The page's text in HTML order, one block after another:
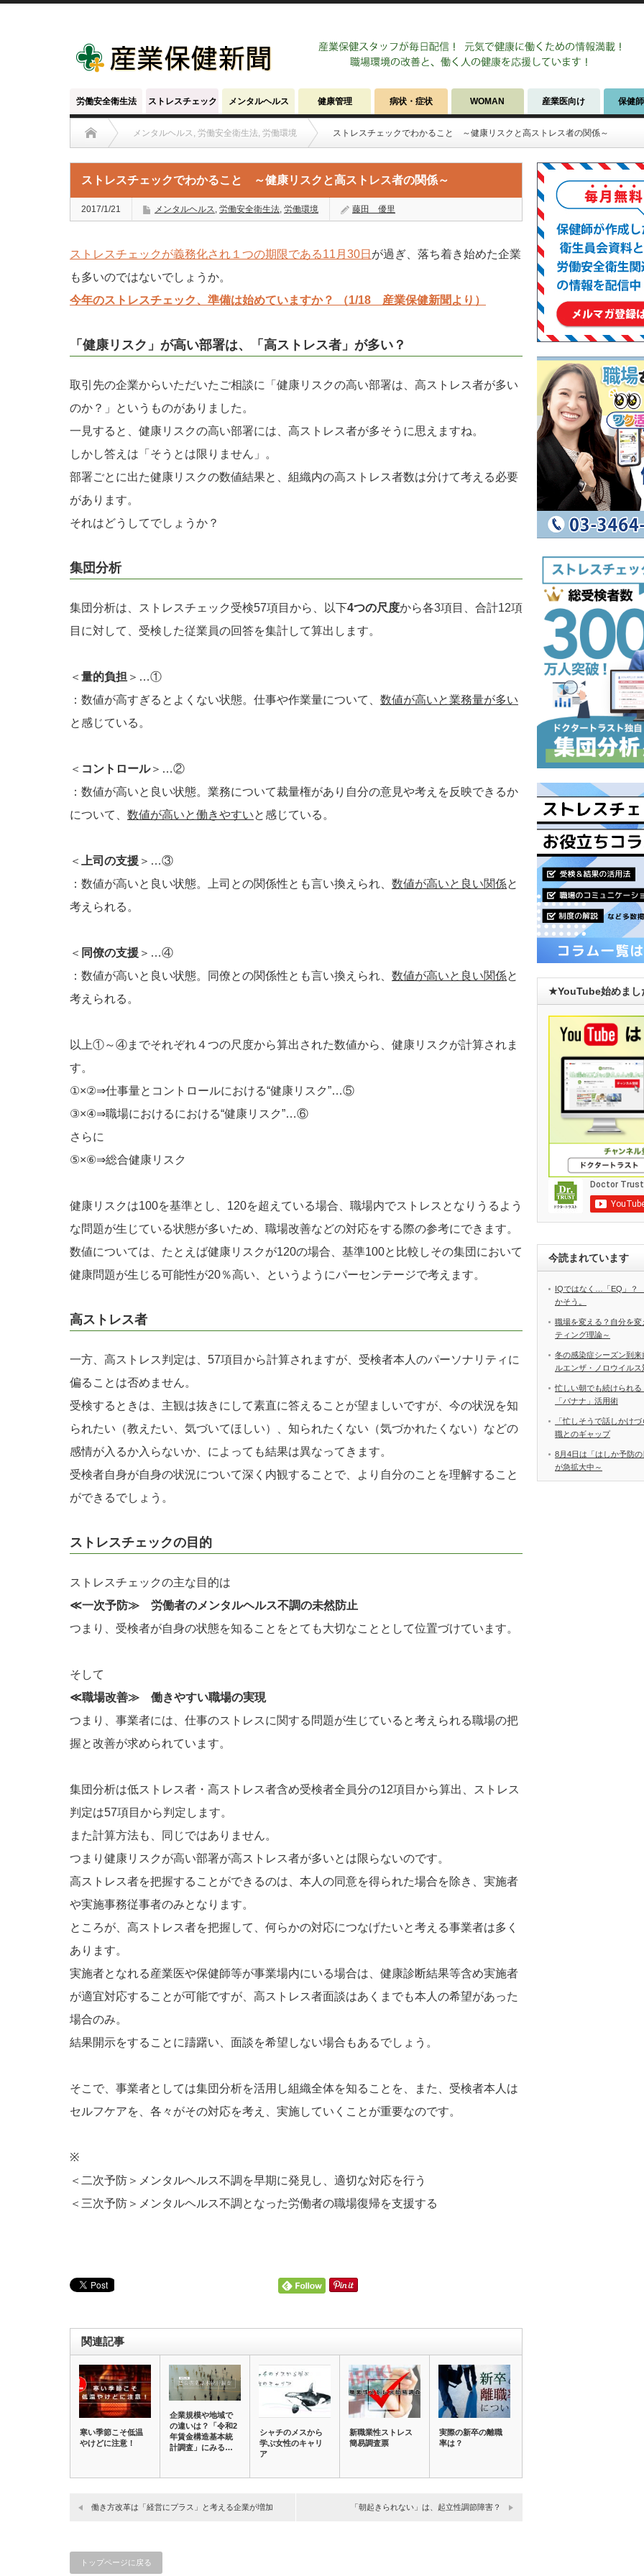
労働安全衛生法 ストレスチェック メンタルヘルス 健康管理 病状・症状 WOMAN 産業医向け 保健
メンタルヘルス, 労働安全衛生法, 労働環境 ストレスチェックでわかること ～健康リスクと高ストレス者の関係～
ストレスチェックでわかること ～健康リスクと高ストレス者の関係～
2017/1/21 メンタルヘルス, 労働安全衛生法, 労働環境 藤田 優里
ストレスチェックが義務化され１つの期限である11月30日 が過ぎ、落ち着き始めた企業
も多いのではないでしょうか。
今年のストレスチェック、準備は始めていますか？ （1/18 産業保健新聞より）
「健康リスク」が高い部署は、「高ストレス者」が多い？
取引先の企業からいただいたご相談に「健康リスクの高い部署は、高ストレス者が多い
のか？」というものがありました。
一見すると、健康リスクの高い部署には、高ストレス者が多そうに思えますね。
しかし答えは「そうとは限りません」。
部署ごとに出た健康リスクの数値結果と、組織内の高ストレス者数は分けて考える必要
があります。
それはどうしてでしょうか？
集団分析
集団分析は、ストレスチェック受検57項目から、以下4つの尺度から各3項目、合計12項
目に対して、受検した従業員の回答を集計して算出します。
＜ 量的負担 ＞…①
：数値が高すぎるとよくない状態。仕事や作業量について、 数値が高いと業務量が多い
と感じている。
＜ コントロール＞…②
：数値が高いと良い状態。業務について裁量権があり自分の意見や考えを反映できるか
について、 数値が高いと働きやすいと感じている。
＜ 上司の支援 ＞…③
：数値が高いと良い状態。上司との関係性とも言い換えられ、 数値が高いと良い関係と
考えられる。
＜ 同僚の支援 ＞…④
：数値が高いと良い状態。同僚との関係性とも言い換えられ、 数値が高いと良い関係と
考えられる。
以上①～④までそれぞれ４つの尺度から算出された数値から、健康リスクが計算されま
す。
①×②⇒仕事量とコントロールにおける“健康リスク”…⑤
③×④⇒職場におけるにおける“健康リスク”…⑥
さらに
⑤×⑥⇒総合健康リスク
健康リスクは100を基準とし、120を超えている場合、職場内でストレスとなりうるよう
な問題が生じている状態が多いため、職場改善などの対応をする際の参考にできます。
数値については、たとえば健康リスクが120の場合、基準100と比較しその集団において
健康問題が生じる可能性が20％高い、というようにパーセンテージで考えます。
高ストレス者
一方、高ストレス判定は、57項目から計算されますが、受検者本人のパーソナリティに
偏ることは否めません。
受検するときは、主観は抜きにして素直に答えることが望ましいですが、今の状況を知
られたい（教えたい、気づいてほしい）、知られたくない（気づかれたくない）などの
感情が入るか入らないか、によっても結果は異なってきます。
受検者自身が自身の状況について深く内観することで、より自分のことを理解すること
ができるでしょう。
ストレスチェックの目的
ストレスチェックの主な目的は
≪一次予防≫ 労働者のメンタルヘルス不調の未然防止
つまり、受検者が自身の状態を知ることをとても大切なこととして位置づけています。
そして
≪職場改善≫ 働きやすい職場の実現
つまり、事業者には、仕事のストレスに関する問題が生じていると考えられる職場の把
握と改善が求められています。
集団分析は低ストレス者・高ストレス者含め受検者全員分の12項目から算出、ストレス
判定は57項目から判定します。
また計算方法も、同じではありません。
つまり健康リスクが高い部署が高ストレス者が多いとは限らないのです。
高ストレス者を把握することができるのは、本人の同意を得られた場合を除き、実施者
や実施事務従事者のみとなります。
ところが、高ストレス者を把握して、何らかの対応につなげたいと考える事業者は多く
あります。
実施者となれる産業医や保健師等が事業場内にいる場合は、健康診断結果等含め実施者
が適宜対応することが可能ですが、高ストレス者面談はあくまでも本人の希望があった
場合のみ。
結果開示をすることに躊躇い、面談を希望しない場合もあるでしょう。
そこで、事業者としては集団分析を活用し組織全体を知ることを、また、受検者本人は
セルフケアを、各々がその対応を考え、実施していくことが重要なのです。
※
＜二次予防＞メンタルヘルス不調を早期に発見し、適切な対応を行う
＜三次予防＞メンタルヘルス不調となった労働者の職場復帰を支援する
関連記事
寒い季節こそ低温
やけどに注意！
企業規模や地域で
の違いは？「令和2
年賃金構造基本統
計調査」にみる…
シャチのメスから
学ぶ女性のキャリ
ア
新職業性ストレス
簡易調査票
実際の新卒の離職
率は？
働き方改革は「経営にプラス」と考える企業が増加 「朝起きられない」は、起立性調節障害？
トップページに戻る
★YouTube始めま
今読まれています
IQではなく…「EQ」？
かそう。
職場を変える？自分を
ティング理論～
冬の感染症シーズン到
ルエンザ・ノロウイルス
忙しい朝でも続けられ
「バナナ」活用術
「忙しそうで話しかけ
職とのギャップ
8月4日は「はしか予防
が急拡大中～